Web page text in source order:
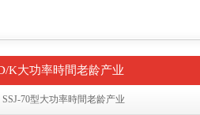
K大功率時間老龄产业
SSJ-70型大功率時間老龄产业